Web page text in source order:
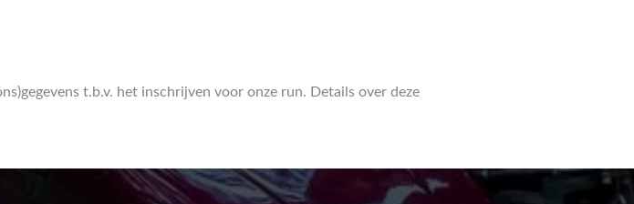
t.b.v. het inschrijven voor onze run. Details over deze